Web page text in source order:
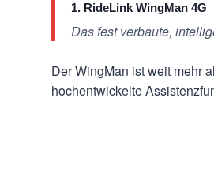
1. RideLink WingMan 4G
Das fest verbaute,
Der WingMan ist weit mehr
hochentwickelte